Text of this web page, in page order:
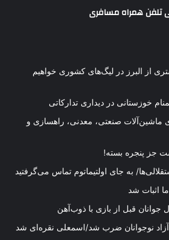
تلفن همراه مسافری
از البرز در لیگ‌های کشوری خواهیم
خوزستانی در دیداری تدارکاتی
ماشین‌آلات صنعتی، معدنی، راهسازی و
جز پنجره بسته!
به جای اولتیماتوم تماس می‌گرفتید
اثبات شد
جوانان قبل از بازی با ذوب‌آهن
نوجوانان ضرب شد/اسمعلی نقره‌ای شد